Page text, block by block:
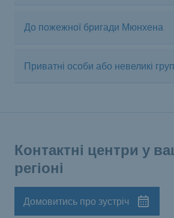
До пожежної бригади Мюнхена
Приватні особи або невеликі
Контактні центри у
регіоні
Домовитись про зустріч